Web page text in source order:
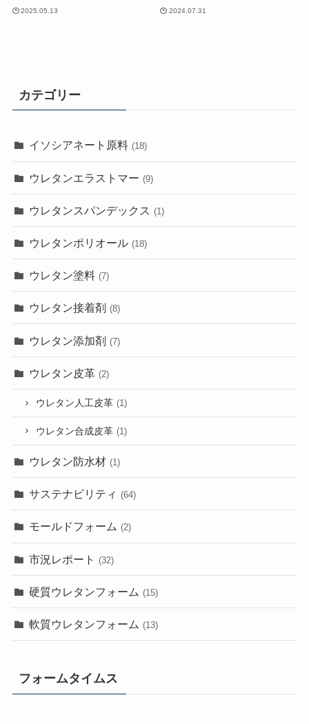
2025.05.13 2024.07.31
カテゴリー
イソシアネート原料 (18)
ウレタンエラストマー (9)
ウレタンスパンデックス (1)
ウレタンポリオール (18)
ウレタン塗料 (7)
ウレタン接着剤 (8)
ウレタン添加剤 (7)
ウレタン皮革 (2)
ウレタン人工皮革 (1)
ウレタン合成皮革 (1)
ウレタン防水材 (1)
サステナビリティ (64)
モールドフォーム (2)
市況レポート (32)
硬質ウレタンフォーム (15)
軟質ウレタンフォーム (13)
フォームタイムス